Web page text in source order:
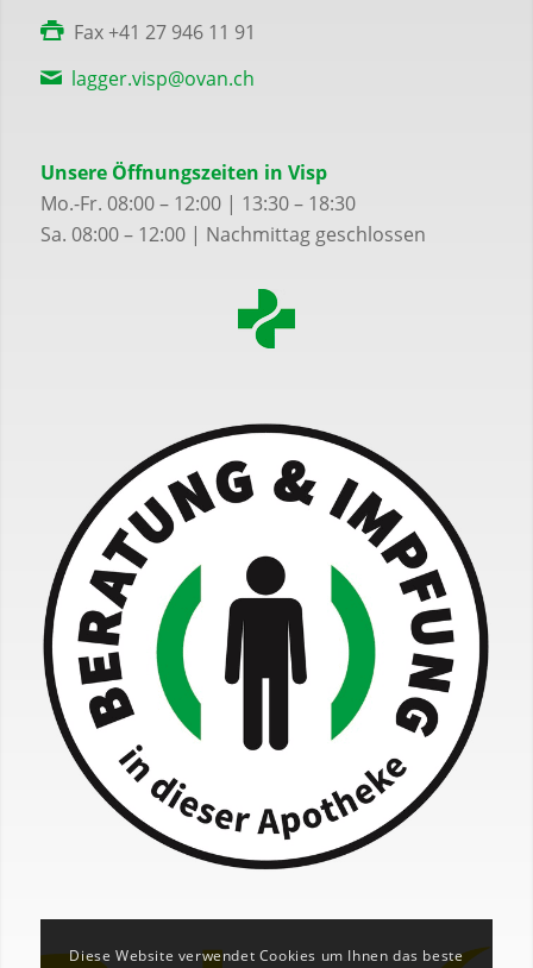
Fax +41 27 946 11 91
lagger.visp@ovan.ch
Unsere Öffnungszeiten in Visp
Mo.-Fr. 08:00 – 12:00 | 13:30 – 18:30
Sa. 08:00 – 12:00 | Nachmittag geschlossen
Diese Website verwendet Cookies um Ihnen das beste